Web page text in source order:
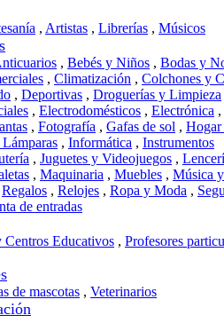
, Artistas , Librerías , Músicos
, Bebés y Niños , Bodas y
, Climatización , Colchones y
, Deportivas , Droguerías y Limpieza
, Electrodomésticos , Electrónica ,
, Fotografía , Gafas de sol ,
, Informática , Instrumentos
, Juguetes y Videojuegos ,
, Maquinaria , Muebles , Música
Regalos , Relojes , Ropa y Moda ,
de entradas
Centros Educativos , Profesores
de mascotas , Veterinarios